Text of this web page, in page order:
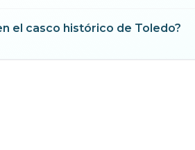
el casco histórico de Toledo?